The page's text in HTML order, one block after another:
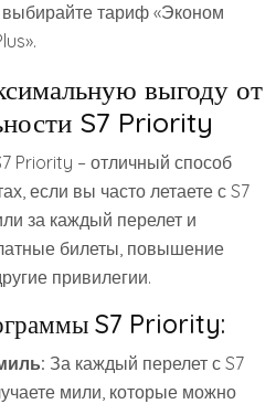
тариф «Эконом
выгоду от
S7 Priority
Priority – отличный способ
если вы часто летаете с S7
за каждый перелет и
билеты, повышение
привилегии.
S7 Priority:
За каждый перелет с S7
мили, которые можно